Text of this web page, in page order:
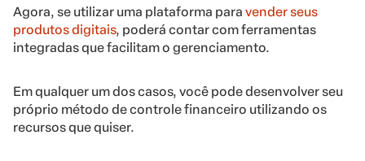
Agora, se utilizar uma plataforma para vender seus
produtos digitais, poderá contar com ferramentas
integradas que facilitam o gerenciamento.
Em qualquer um dos casos, você pode desenvolver seu
próprio método de controle financeiro utilizando os
recursos que quiser.